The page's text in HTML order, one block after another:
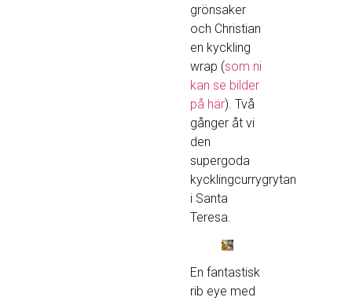
grönsaker
och Christian
en kyckling
wrap (som ni
kan se bilder
på här). Två
gånger åt vi
den
supergoda
kycklingcurrygrytan
i Santa
Teresa.
En fantastisk
rib eye med